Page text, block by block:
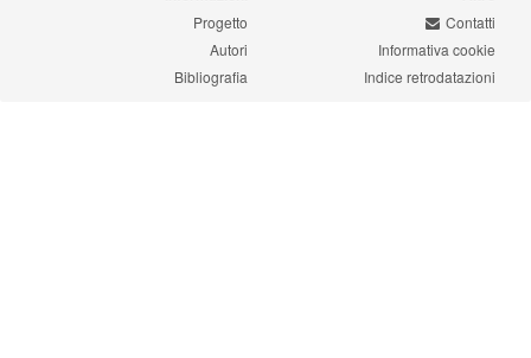
Progetto
Autori
Bibliografia
Contatti
Informativa cookie
Indice retrodatazioni